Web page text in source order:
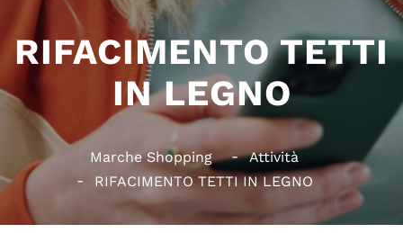
RIFACIMENTO TETTI
IN LEGNO
Marche Shopping
Attività
RIFACIMENTO TETTI IN LEGNO